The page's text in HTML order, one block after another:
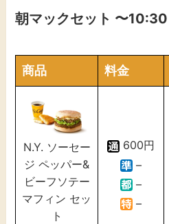
朝マックセット 〜10:30
商品 料金
N.Y. ソーセー
ジ ペッパー&
ビーフソテー
マフィン セッ
ト
600円
–
–
–